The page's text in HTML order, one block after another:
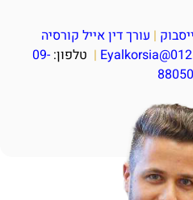
| עורך דין אייל קורסיה
| טלפון: 09-